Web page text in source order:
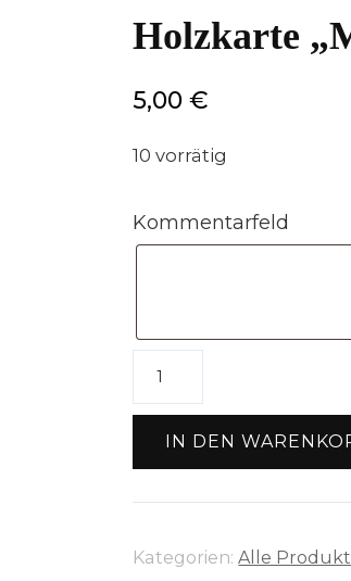
Holzkarte
5,00€
10 vorrätig
Kommentarfeld
IN DEN
Kategorien:Alle